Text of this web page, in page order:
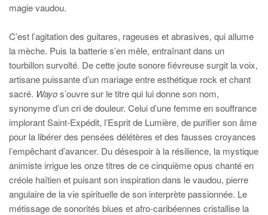
magie vaudou.
C’est l’agitation des guitares, rageuses et abrasives, qui allume
la mèche. Puis la batterie s’en mêle, entraînant dans un
tourbillon survolté. De cette joute sonore fiévreuse surgit la voix,
artisane puissante d’un mariage entre esthétique rock et chant
sacré. Wayos’ouvre sur le titre qui lui donne son nom,
synonyme d’un cri de douleur. Celui d’une femme en souffrance
implorant Saint-Expédit, l’Esprit de Lumière, de purifier son âme
pour la libérer des pensées délétères et des fausses croyances
l’empêchant d’avancer. Du désespoir à la résilience, la mystique
animiste irrigue les onze titres de ce cinquième opus chanté en
créole haïtien et puisant son inspiration dans le vaudou, pierre
angulaire de la vie spirituelle de son interprète passionnée. Le
métissage de sonorités blues et afro-caribéennes cristallise la